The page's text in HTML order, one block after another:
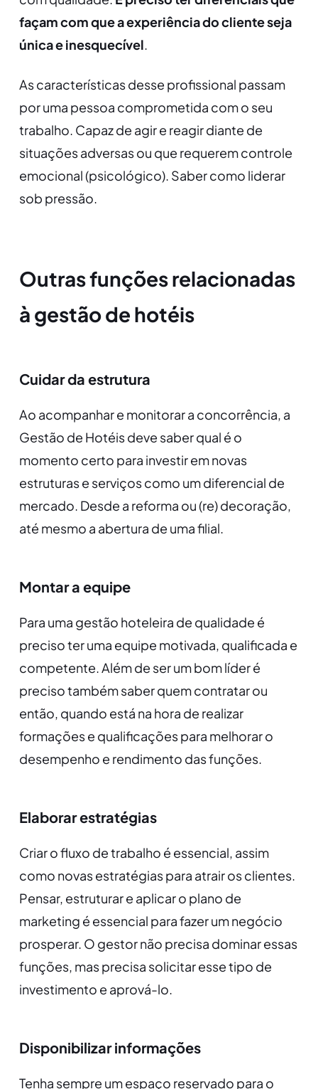
façam com que a experiência do cliente seja
única e inesquecível.
As características desse profissional passam
por uma pessoa comprometida com o seu
trabalho. Capaz de agir e reagir diante de
situações adversas ou que requerem controle
emocional (psicológico). Saber como liderar
sob pressão.
Outras funções relacionadas
à gestão de hotéis
Cuidar da estrutura
Ao acompanhar e monitorar a concorrência, a
Gestão de Hotéis deve saber qual é o
momento certo para investir em novas
estruturas e serviços como um diferencial de
mercado. Desde a reforma ou (re) decoração,
até mesmo a abertura de uma filial.
Montar a equipe
Para uma gestão hoteleira de qualidade é
preciso ter uma equipe motivada, qualificada e
competente. Além de ser um bom líder é
preciso também saber quem contratar ou
então, quando está na hora de realizar
formações e qualificações para melhorar o
desempenho e rendimento das funções.
Elaborar estratégias
Criar o fluxo de trabalho é essencial, assim
como novas estratégias para atrair os clientes.
Pensar, estruturar e aplicar o plano de
marketing é essencial para fazer um negócio
prosperar. O gestor não precisa dominar essas
funções, mas precisa solicitar esse tipo de
investimento e aprová-lo.
Disponibilizar informações
Tenha sempre um espaço reservado para o